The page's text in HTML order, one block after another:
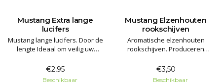
Mustang Extra lange
lucifers
Mustang lange lucifers. Door de
lengte Ideaal om veilig uw
smoker aan te steken.
€2,95
Beschikbaar
Mustang Elzenhouten
rookschijven
Aromatische elzenhouten
rookschijven. Produceren
schone, smeulende rook en
aroma per stuk.
€3,50
Beschikbaar